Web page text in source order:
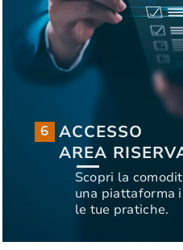
6
ACCESSO
AREA
Scopri la
una piattaforma
le tue pratiche.
AREA
Scopri la
una piattaforma
le tue pratiche.
INIZIA ORA